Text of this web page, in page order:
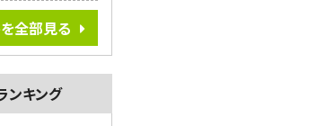
全部見る
ンキング